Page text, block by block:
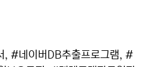
, #네이버DB추출프로그램, #